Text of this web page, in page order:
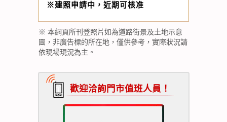
※建照申請中，近期可核准
※ 本網頁所刊登照片如為道路街景及土地示意
圖，非廣告標的所在地，僅供參考，實際狀況請
依現場現況為主。
歡迎洽詢門市值班人員！